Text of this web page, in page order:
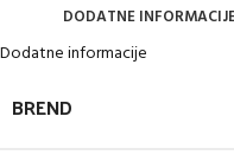
DODATNE
Dodatne informacije
BREND